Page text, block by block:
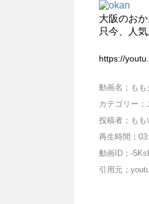
大阪のお
只今、人
https://
動画名；もも
カテゴリー
投稿者；もも
再生時間；
動画ID；-
引用元；